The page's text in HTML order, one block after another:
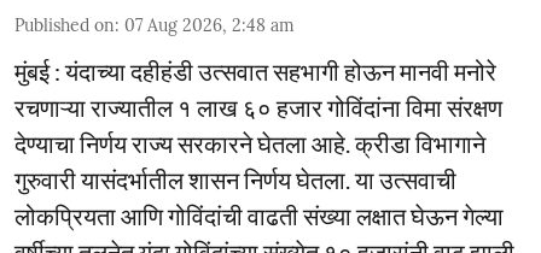
Published on: 07 Aug 2026, 2:48 am
मुंबई : यंदाच्या दहीहंडी उत्सवात सहभागी होऊन मानवी मनोरे
रचणाऱ्या राज्यातील १ लाख ६० हजार गोविंदांना विमा संरक्षण
देण्याचा निर्णय राज्य सरकारने घेतला आहे. क्रीडा विभागाने
गुरुवारी यासंदर्भातील शासन निर्णय घेतला. या उत्सवाची
लोकप्रियता आणि गोविंदांची वाढती संख्या लक्षात घेऊन गेल्या